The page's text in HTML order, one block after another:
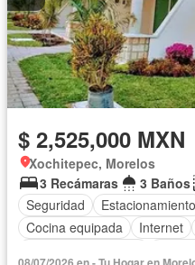
$ 2,525,000 MXN
Xochitepec, Morelos
3 Recámaras
3 Baños
Seguridad
Estacionamiento
Cocina equipada
Internet